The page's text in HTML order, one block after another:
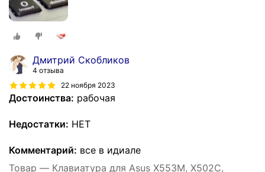
Дмитрий Скобликов
4 отзыва
22 ноября 2023
Достоинства: рабочая
Недостатки: НЕТ
Комментарий: все в идиале
Товар — Клавиатура для Asus X553M, X502C,